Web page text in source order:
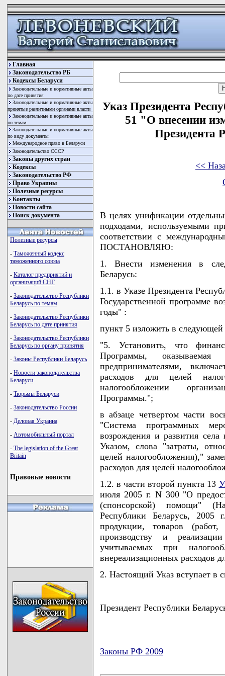
Главная
Законодательство РБ
Кодексы Беларуси
Законодательные и нормативные акты
по дате принятия
Законодательные и нормативные акты
принятые различными органами власти
Законодательные и нормативные акты
по темам
Законодательные и нормативные акты
по виду документы
Международное право в Беларуси
Законодательство СССР
Законы других стран
Кодексы
Законодательство РФ
Право Украины
Полезные ресурсы
Контакты
Новости сайта
Поиск документа
Полезные ресурсы
- Таможенный кодекс
таможенного союза
- Каталог предприятий и
организаций СНГ
- Законодательство Республики
Беларусь по темам
- Законодательство Республики
Беларусь по дате принятия
- Законодательство Республики
Беларусь по органу принятия
- Законы Республики Беларусь
- Новости законодательства
Беларуси
- Тюрьмы Беларуси
- Законодательство России
- Деловая Украина
- Автомобильный портал
- The legislation of the Great
Britain
Правовые новости
Указ Президента
51 "О внесении
Президента
<<
В целях унификации
подходами, используемыми
соответствии с
ПОСТАНОВЛЯЮ:
1. Внести изменения в
Беларусь:
1.1. в Указе Президента
Государственной программе
годы" :
пункт 5 изложить в следующей
"5. Установить, что
Программы, оказываемая
предпринимателями,
расходов для целей
налогообложении
Программы.";
в абзаце четвертом части
"Система программных
возрождения и развития
Указом, слова "затраты,
целей налогообложения),"
расходов для целей
1.2. в части второй пункта 13
июля 2005 г. N 300 "О
(спонсорской) помощи"
Республики Беларусь, 2005
продукции, товаров
производству и
учитываемых при
внереализационных расходов
2. Настоящий Указ вступает в
Президент Республики
Законы РФ 2009